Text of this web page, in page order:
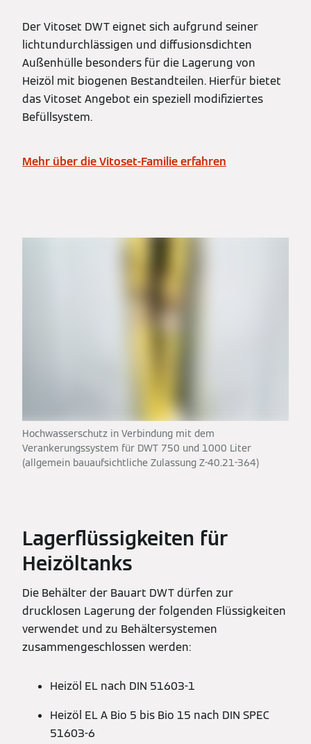
Der Vitoset DWT eignet sich aufgrund seiner
lichtundurchlässigen und diffusionsdichten
Außenhülle besonders für die Lagerung von
Heizöl mit biogenen Bestandteilen. Hierfür bietet
das Vitoset Angebot ein speziell modifiziertes
Befüllsystem.
Mehr über die Vitoset-Familie erfahren
Hochwasserschutz in Verbindung mit dem
Verankerungssystem für DWT 750 und 1000 Liter
(allgemein bauaufsichtliche Zulassung Z-40.21-364)
Lagerflüssigkeiten für
Heizöltanks
Die Behälter der Bauart DWT dürfen zur
drucklosen Lagerung der folgenden Flüssigkeiten
verwendet und zu Behältersystemen
zusammengeschlossen werden:
Heizöl EL nach DIN 51603-1
Heizöl EL A Bio 5 bis Bio 15 nach DIN SPEC
51603-6